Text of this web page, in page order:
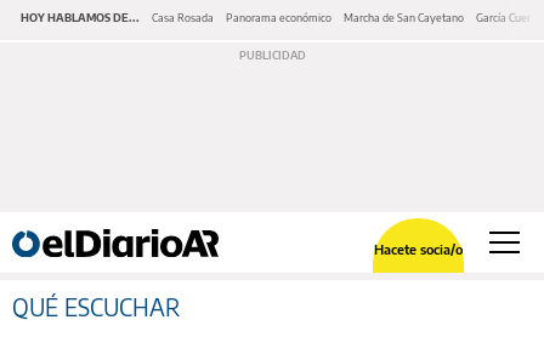
HOY HABLAMOS DE... Casa Rosada Panorama económico Marcha de San Cayetano García Cuerva
Hacete socia/o
QUÉ ESCUCHAR